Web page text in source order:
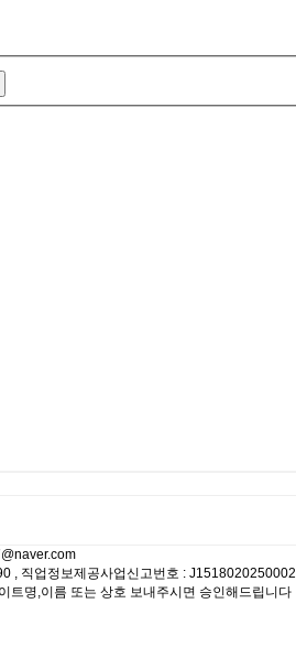
, 직업정보제공사업신고번호 : J1518020250002
명,이름 또는 상호 보내주시면 승인해드립니다